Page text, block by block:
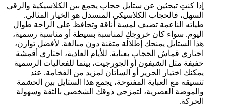
إذا كنتِ تبحثين عن ستايل حجاب يجمع بين الكلاسيكية والرقي
السهل، فالحجاب الكلاسيكي المنسدل هو الخيار المثالي.
طياته الناعمة تضيف لمسة أناقة وتحافظ على الراحة طوال
اليوم. سواء كان خروجكِ لمناسبة بسيطة أو مناسبة رسمية،
هذا الستايل يمنحك إطلالة متقنة دون مبالغة. لأفضل توازن،
اختاري قماش الحجاب بعناية. للأيام العادية، اختاري أقمشة
خفيفة مثل الشيفون أو الجورجيت، بينما للفعاليات الرسمية
يمكنك اختيار الحرير أو الساتان لمزيد من الفخامة. عند
تنسيقه مع العباية المفتوحة، يجمع هذا الستايل بين الحشمة
والموضة العصرية، لتمزجي ذوقك الشخصي بالثقة وسهولة
الحركة.